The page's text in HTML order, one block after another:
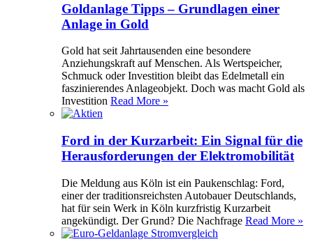
Goldanlage Tipps – Grundlagen einer
Anlage in Gold
Gold hat seit Jahrtausenden eine besondere
Anziehungskraft auf Menschen. Als Wertspeicher,
Schmuck oder Investition bleibt das Edelmetall ein
faszinierendes Anlageobjekt. Doch was macht Gold als
Investition Read More »
Ford in der Kurzarbeit: Ein Signal für die
Herausforderungen der Elektromobilität
Die Meldung aus Köln ist ein Paukenschlag: Ford,
einer der traditionsreichsten Autobauer Deutschlands,
hat für sein Werk in Köln kurzfristig Kurzarbeit
angekündigt. Der Grund? Die Nachfrage Read More »